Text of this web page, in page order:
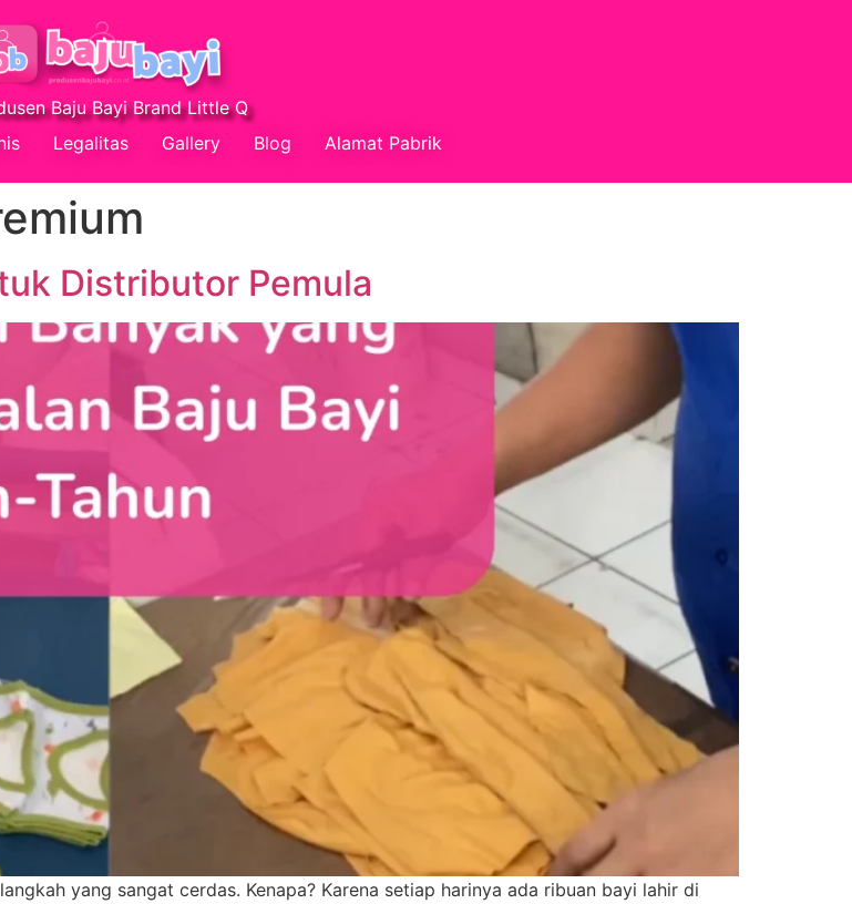
Baju Bayi Brand Little Q
Legalitas Gallery Blog Alamat Pabrik
Distributor Pemula
yang sangat cerdas. Kenapa? Karena setiap harinya ada ribuan bayi lahir di